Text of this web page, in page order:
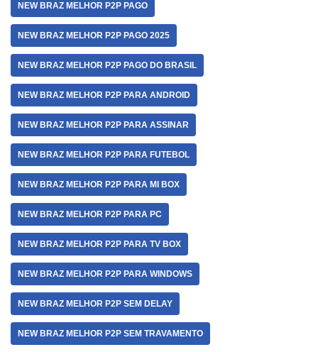
NEW BRAZ MELHOR P2P PAGO
NEW BRAZ MELHOR P2P PAGO 2025
NEW BRAZ MELHOR P2P PAGO DO BRASIL
NEW BRAZ MELHOR P2P PARA ANDROID
NEW BRAZ MELHOR P2P PARA ASSINAR
NEW BRAZ MELHOR P2P PARA FUTEBOL
NEW BRAZ MELHOR P2P PARA MI BOX
NEW BRAZ MELHOR P2P PARA PC
NEW BRAZ MELHOR P2P PARA TV BOX
NEW BRAZ MELHOR P2P PARA WINDOWS
NEW BRAZ MELHOR P2P SEM DELAY
NEW BRAZ MELHOR P2P SEM TRAVAMENTO